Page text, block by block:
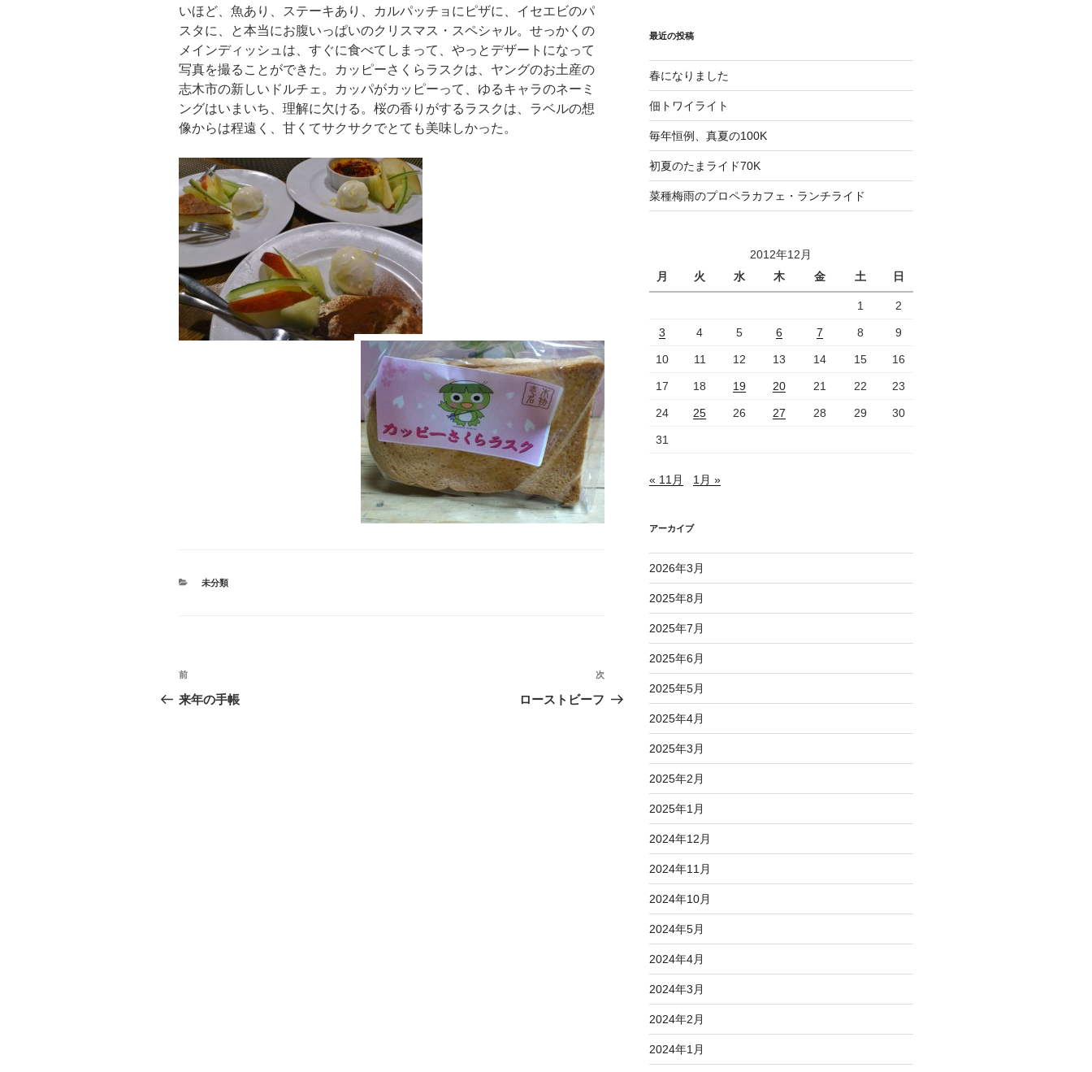
いほど、魚あり、ステーキあり、カルパッチョにピザに、イセエビのパ
スタに、と本当にお腹いっぱいのクリスマス・スペシャル。せっかくの
メインディッシュは、すぐに食べてしまって、やっとデザートになって
写真を撮ることができた。カッピーさくらラスクは、ヤングのお土産の
志木市の新しいドルチェ。カッパがカッピーって、ゆるキャラのネーミ
ングはいまいち、理解に欠ける。桜の香りがするラスクは、ラベルの想
像からは程遠く、甘くてサクサクでとても美味しかった。
カ
未分類
投
稿
過
去
前
来年の手帳
次
の
次
ローストビーフ
最近の投稿
春になりました
佃トワイライト
毎年恒例、真夏の100K
初夏のたまライド70K
菜種梅雨のプロペラカフェ・ランチライド
2012年12月
月
火 水 木 金 土 日
1 2
3 4 5 6 7 8 9
10 11 12 13 14 15 16
17 18 19 20 21 22 23
24 25 26 27 28 29 30
31
« 11月 1月 »
アーカイブ
2026年3月
2025年8月
2025年7月
2025年6月
2025年5月
2025年4月
2025年3月
2025年2月
2025年1月
2024年12月
2024年11月
2024年10月
2024年5月
2024年4月
2024年3月
2024年2月
2024年1月